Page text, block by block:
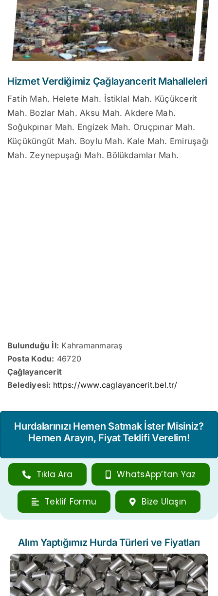
Hizmet Verdiğimiz Çağlayancerit Mahalleleri
Fatih Mah. Helete Mah. İstiklal Mah. Küçükcerit
Mah. Bozlar Mah. Aksu Mah. Akdere Mah.
Soğukpınar Mah. Engizek Mah. Oruçpınar Mah.
Küçüküngüt Mah. Boylu Mah. Kale Mah. Emiruşağı
Mah. Zeynepuşağı Mah. Bölükdamlar Mah.
Bulunduğu İl: Kahramanmaraş
Posta Kodu: 46720
Çağlayancerit
Belediyesi: https://www.caglayancerit.bel.tr/
Hurdalarınızı Hemen Satmak İster Misiniz?
Hemen Arayın, Fiyat Teklifi Verelim!
Tıkla Ara WhatsApp’tan Yaz
Teklif Formu Bize Ulaşın
Alım Yaptığımız Hurda Türleri ve Fiyatları